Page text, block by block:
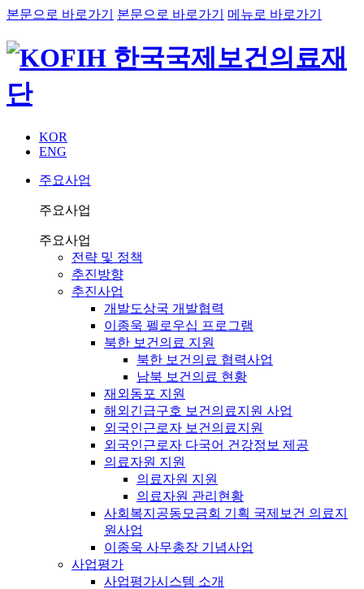
본문으로 바로가기 본문으로 바로가기 메뉴로 바로가기
KOR
ENG
주요사업
주요사업
주요사업
전략 및 정책
추진방향
추진사업
개발도상국 개발협력
이종욱 펠로우십 프로그램
북한 보건의료 지원
북한 보건의료 협력사업
남북 보건의료 현황
재외동포 지원
해외긴급구호 보건의료지원 사업
외국인근로자 보건의료지원
외국인근로자 다국어 건강정보 제공
의료자원 지원
의료자원 지원
의료자원 관리현황
사회복지공동모금회 기획 국제보건 의료지
원사업
이종욱 사무총장 기념사업
사업평가
사업평가시스템 소개